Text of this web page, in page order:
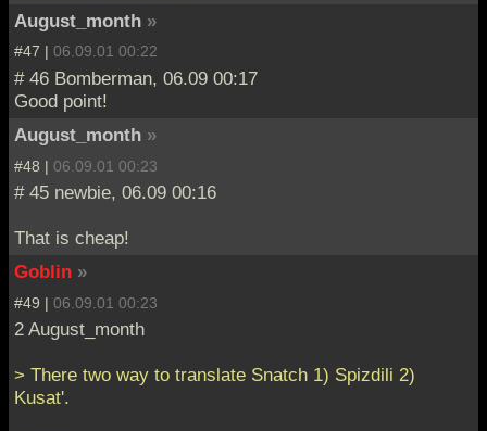
August_month »
#47 | 06.09.01 00:22
# 46 Bomberman, 06.09 00:17
Good point!
August_month »
#48 | 06.09.01 00:23
# 45 newbie, 06.09 00:16
That is cheap!
Goblin »
#49 | 06.09.01 00:23
2 August_month
> There two way to translate Snatch 1) Spizdili 2)
Kusat'.